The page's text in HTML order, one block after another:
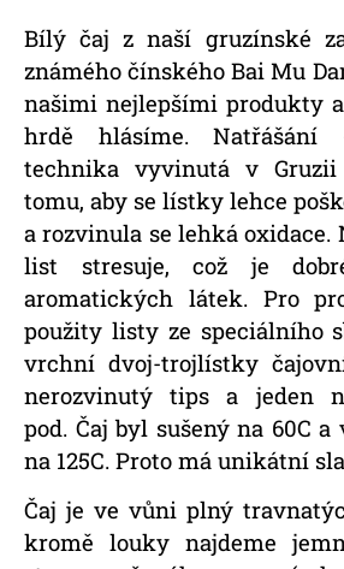
Bílý čaj z naší gruzínské
známého čínského Bai Mu
našimi nejlepšími produkty
hrdě hlásíme.
technika vyvinutá v
tomu, aby se lístky lehce
a rozvinula se lehká oxidace.
list stresuje, což je
aromatických látek. Pro
použity listy ze speciálního
vrchní dvoj-trojlístky
nerozvinutý tips a jeden
pod. Čaj byl sušený na 60C
na 125C. Proto má unikátní
Čaj je ve vůni plný
kromě louky najdeme